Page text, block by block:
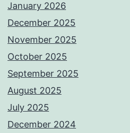
January 2026
December 2025
November 2025
October 2025
September 2025
August 2025
July 2025
December 2024